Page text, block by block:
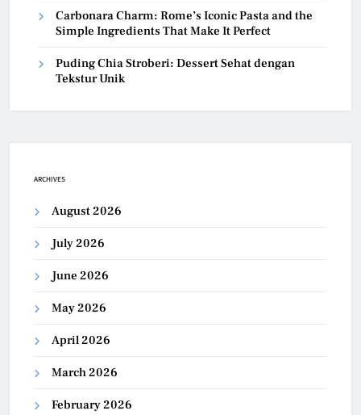
Carbonara Charm: Rome’s Iconic Pasta and the
Simple Ingredients That Make It Perfect
Puding Chia Stroberi: Dessert Sehat dengan
Tekstur Unik
ARCHIVES
August 2026
July 2026
June 2026
May 2026
April 2026
March 2026
February 2026